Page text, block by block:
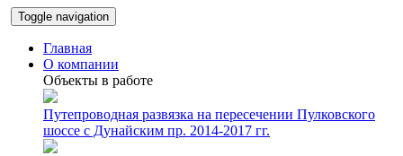
Toggle navigation
Главная
О компании
Объекты в работе
Путепроводная развязка на пересечении Пулковского
шоссе с Дунайским пр. 2014-2017 гг.